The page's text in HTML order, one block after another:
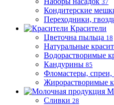
37
Кондитерские
Переходники,
Красители
Цветочна пыльца 18
Натуральные
Водорастворимые
Кандурины 85
Фломастеры, спреи,
Жирорастворимые
Сливки 28